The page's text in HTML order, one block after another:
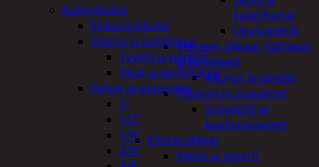
kuppiharjat
Upotusterät
Telineet, tikkaat, työtasot
ja tarvikkeet
Vaunut ja pöydät
Työasut ja suojaimet
Suojalasit ja
kuulosuojaimet
Elintarvikkeet
Keksit ja piparit
Käsityökalut
Erikoistyökalut
Hionta ja puhdistus
Tyynyt ja paperit
Viilat ja teräsharjat
Hylsyt ja vääntimet
1"
1/2"
1/4"
3/4"